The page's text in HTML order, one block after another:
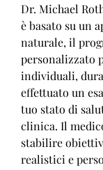
Dr. Michael
è basato su un
naturale, il
personalizzato
individuali,
effettuato un
tuo stato di
clinica. Il
stabilire
realistici e